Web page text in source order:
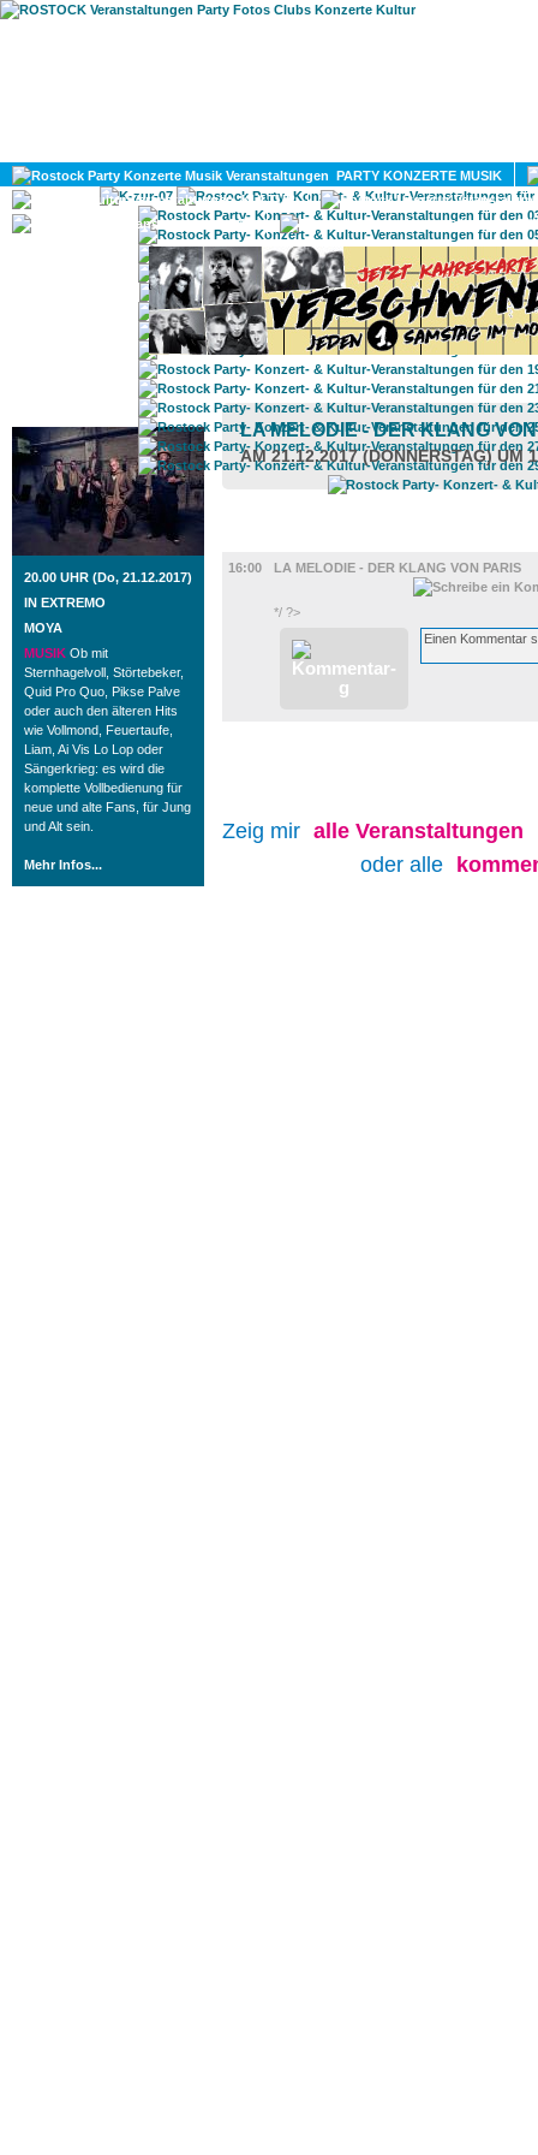
PARTY KONZERTE MUSIK
KULTUR
GAY
ROSTOCK TAGESTIPP
20.00 UHR (Do, 21.12.2017)
IN EXTREMO
MOYA
MUSIK Ob mit
Sternhagelvoll, Störtebeker,
Quid Pro Quo, Pikse Palve
oder auch den älteren Hits
wie Vollmond, Feuertaufe,
Liam, Ai Vis Lo Lop oder
Sängerkrieg: es wird die
komplette Vollbedienung für
neue und alte Fans, für Jung
und Alt sein.
Mehr Infos...
LA MELODIE - DER KLANG
AM 21.12.2017 (DONNERSTAG) UM
16:00
LA MELODIE - DER KLANG VON PARIS
*/ ?>
Zeig mir alle Veranstaltungen
oder alle